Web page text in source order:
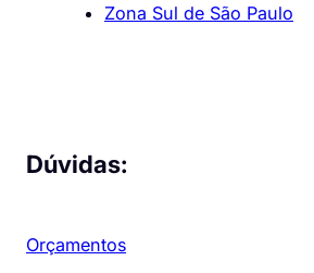
Zona Sul de São Paulo
Dúvidas:
Orçamentos